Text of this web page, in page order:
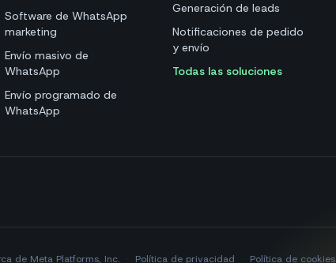
Software de WhatsApp
marketing
Envío masivo de
WhatsApp
Envío programado de
WhatsApp
Generación de leads
Notificaciones de pedido
y envío
Todas las soluciones
de Meta Platforms, Inc. · Política de privacidad · Política de cookies